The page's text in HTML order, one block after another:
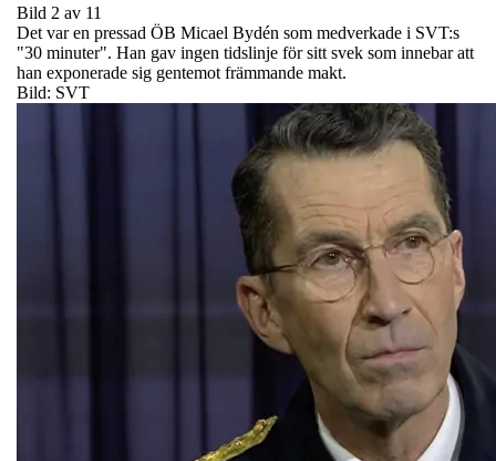
Bild 2 av 11
Det var en pressad ÖB Micael Bydén som medverkade i SVT:s
"30 minuter". Han gav ingen tidslinje för sitt svek som innebar att
han exponerade sig gentemot främmande makt.
Bild: SVT